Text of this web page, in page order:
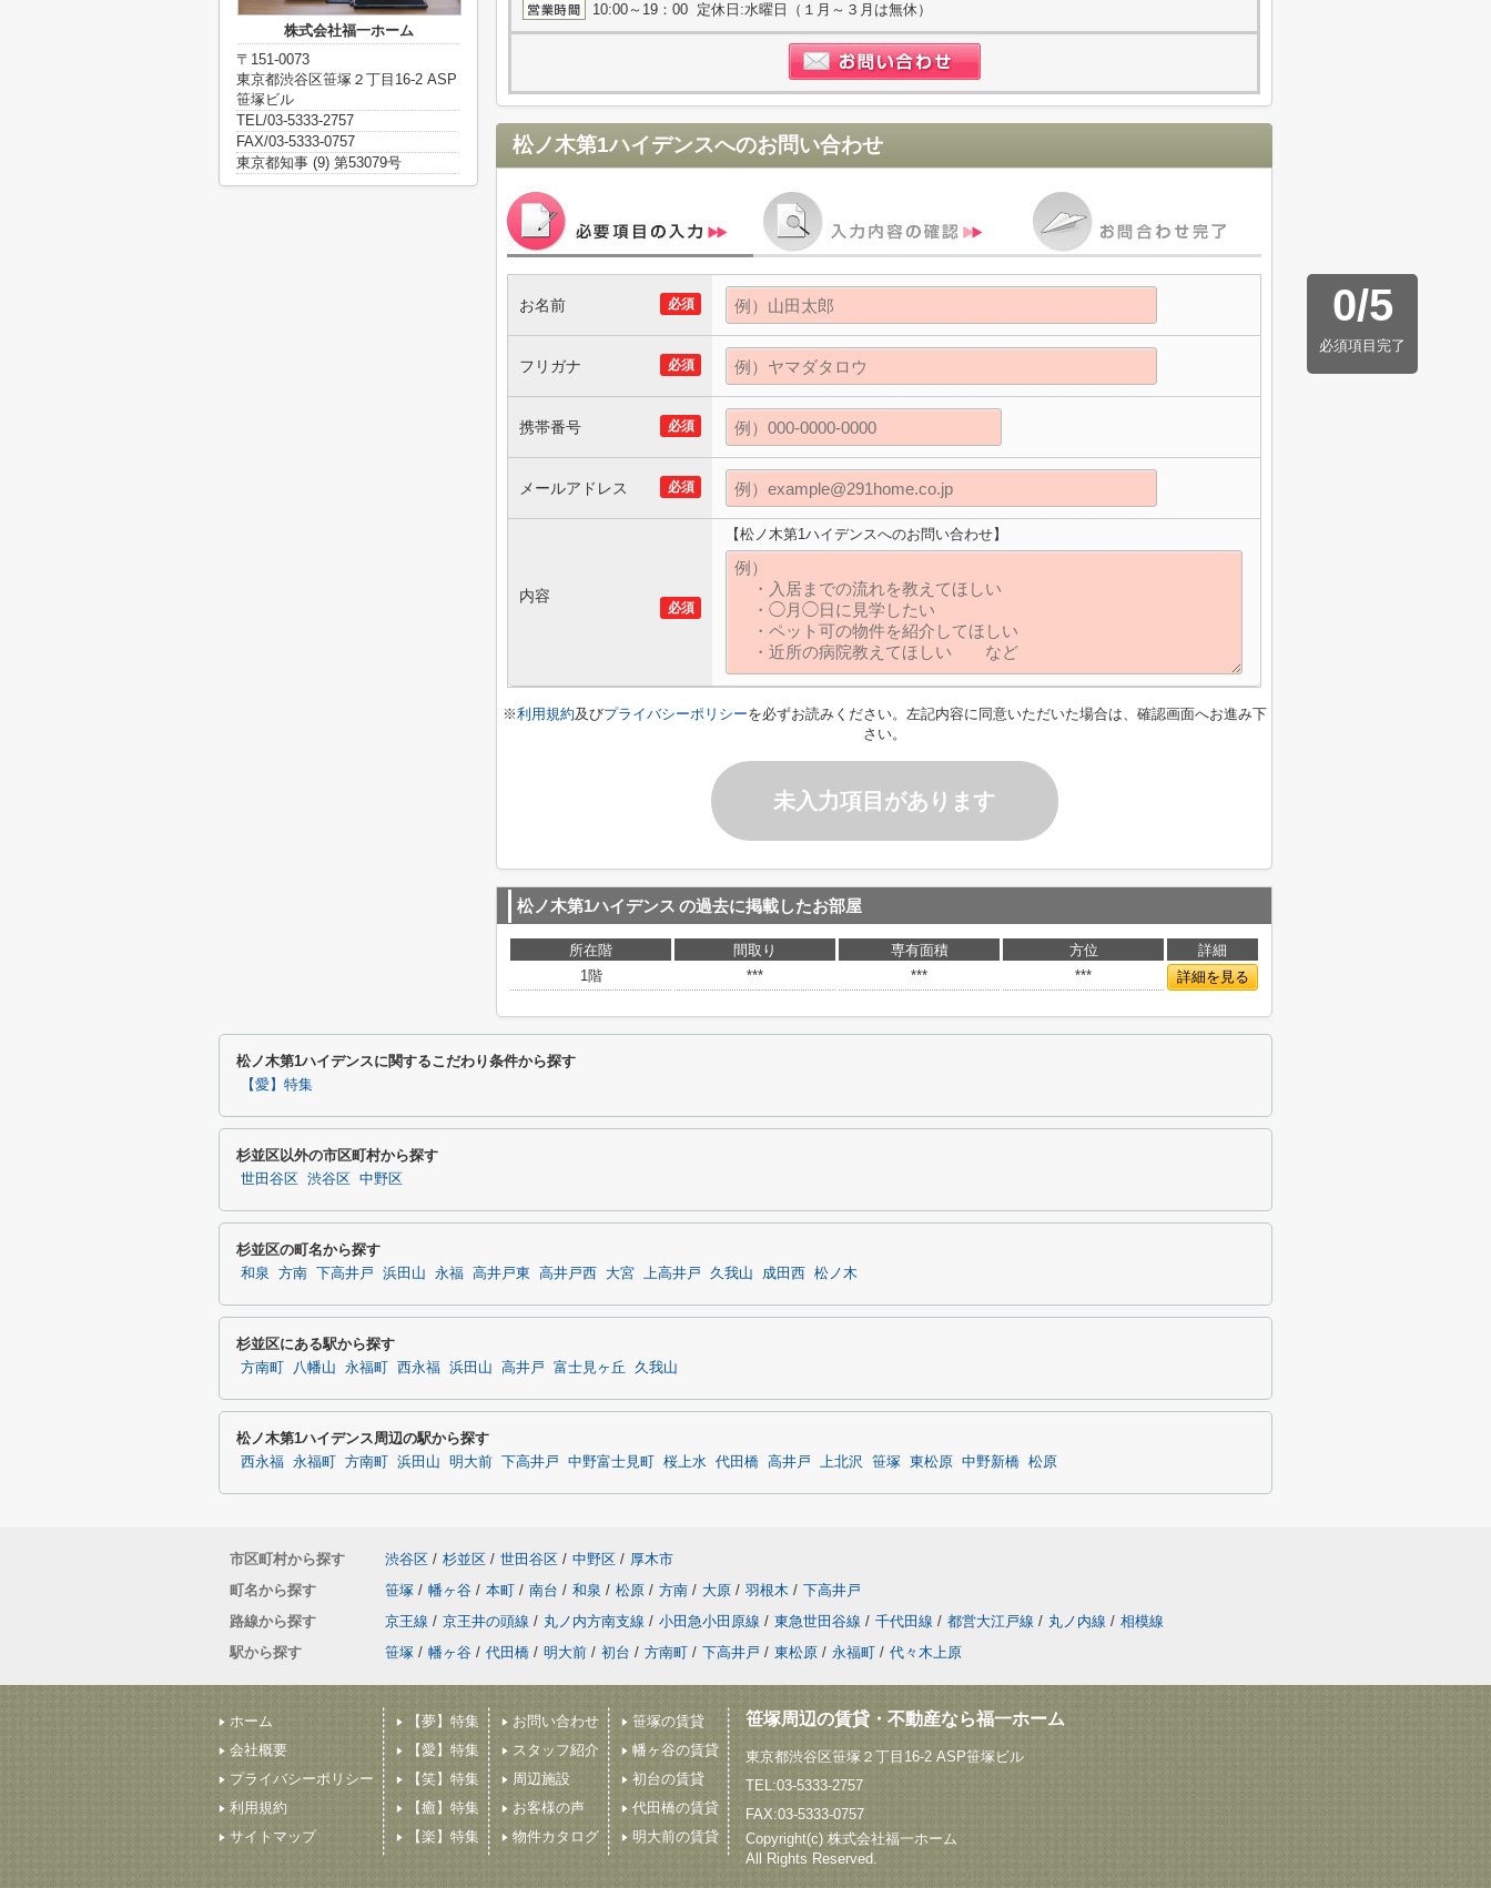
10:00～19：00 定休日:水曜日（１月～３月は無休）
松ノ木第1ハイデンスへのお問い合わせ
0/5
必須項目完了
必須
お名前
必須
フリガナ
必須
携帯番号
必須
メールアドレス
必須
内容
【松ノ木第1ハイデンスへのお問い合わせ】
※利用規約及びプライバシーポリシーを必ずお読みください。左記内容に同意いただいた場合は、確認画面へお進み下
さい。
未入力項目があります
松ノ木第1ハイデンス の過去に掲載したお部屋
所在階 間取り 専有面積 方位
詳細
1階
*** *** *** 詳細を見る
株式会社福一ホーム
〒151-0073
東京都渋谷区笹塚２丁目16-2 ASP
笹塚ビル
TEL/03-5333-2757
FAX/03-5333-0757
東京都知事 (9) 第53079号
松ノ木第1ハイデンスに関するこだわり条件から探す
【愛】特集
杉並区以外の市区町村から探す
世田谷区 渋谷区 中野区
杉並区の町名から探す
和泉 方南 下高井戸 浜田山 永福 高井戸東 高井戸西 大宮 上高井戸 久我山 成田西 松ノ木
杉並区にある駅から探す
方南町 八幡山 永福町 西永福 浜田山 高井戸 富士見ヶ丘 久我山
松ノ木第1ハイデンス周辺の駅から探す
西永福 永福町 方南町 浜田山 明大前 下高井戸 中野富士見町 桜上水 代田橋 高井戸 上北沢 笹塚 東松原 中野新橋 松原
市区町村から探す 渋谷区 / 杉並区 / 世田谷区 / 中野区 / 厚木市
町名から探す
笹塚 / 幡ヶ谷 / 本町 / 南台 / 和泉 / 松原 / 方南 / 大原 / 羽根木 / 下高井戸
路線から探す
京王線 / 京王井の頭線 / 丸ノ内方南支線 / 小田急小田原線 / 東急世田谷線 / 千代田線 / 都営大江戸線 / 丸ノ内線 / 相模線
駅から探す
笹塚 / 幡ヶ谷 / 代田橋 / 明大前 / 初台 / 方南町 / 下高井戸 / 東松原 / 永福町 / 代々木上原
ホーム
会社概要
プライバシーポリシー
利用規約
サイトマップ
【夢】特集
【愛】特集
【笑】特集
【癒】特集
【楽】特集
お問い合わせ
スタッフ紹介
周辺施設
お客様の声
物件カタログ
笹塚の賃貸
幡ヶ谷の賃貸
初台の賃貸
代田橋の賃貸
明大前の賃貸
笹塚周辺の賃貸・不動産なら福一ホーム
東京都渋谷区笹塚２丁目16-2 ASP笹塚ビル
TEL:03-5333-2757
FAX:03-5333-0757
Copyright(c) 株式会社福一ホーム
All Rights Reserved.